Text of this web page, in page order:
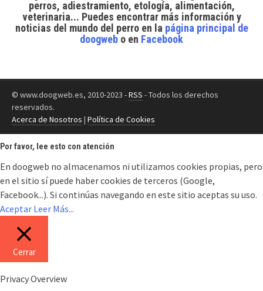
perros, adiestramiento, etología, alimentación,
veterinaria... Puedes encontrar más información y
noticias del mundo del perroen la página principal de
doogweb o en Facebook
© www.doogweb.es, 2010-2023 -RSS - Todos los derechos
reservados.
Acerca de Nosotros | Política de Cookies
Por favor, lee esto con atención
En doogweb no almacenamos ni utilizamos cookies propias, pero
en el sitio sí puede haber cookies de terceros (Google,
Facebook...). Si continúas navegando en este sitio aceptas su uso.
Aceptar Leer Más...
Cerrar
Privacy Overview